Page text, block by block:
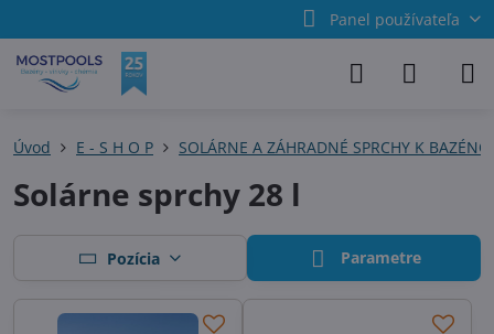
Panel používateľa
Úvod E - S H O P SOLÁRNE A ZÁHRADNÉ SPRCHY K
Solárne sprchy 28 l
Pozícia Parametre